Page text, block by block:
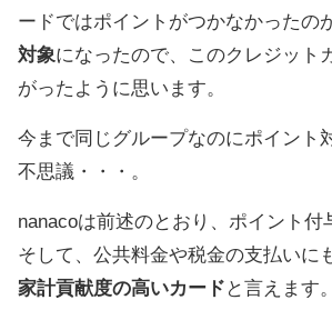
ードではポイントがつかなかったの
対象になったので、このクレジット
がったように思います。
今まで同じグループなのにポイント
不思議・・・。
nanacoは前述のとおり、ポイント付
そして、公共料金や税金の支払いに
家計貢献度の高いカード と言えます。